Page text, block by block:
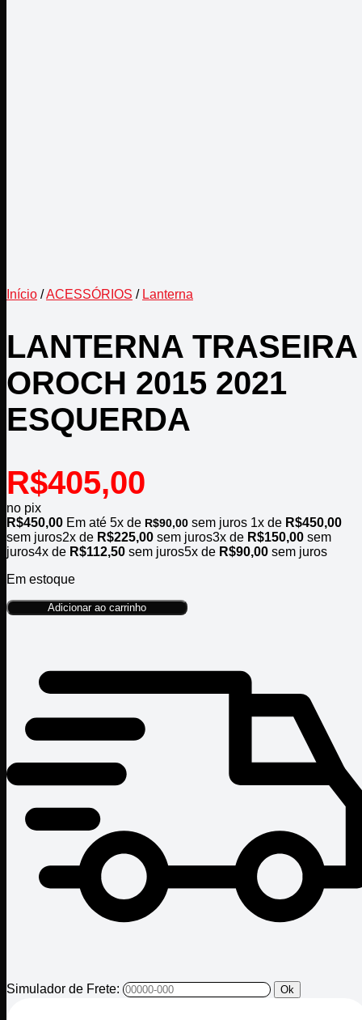
Início /ACESSÓRIOS / Lanterna
LANTERNA TRASEIRA
OROCH 2015 2021
ESQUERDA
R$405,00
no pix
R$450,00 Em até 5x de R$90,00 sem juros 1x de R$450,00
sem juros2x de R$225,00 sem juros3x de R$150,00 sem
juros4x de R$112,50 sem juros5x de R$90,00 sem juros
Em estoque
Adicionar ao carrinho
Simulador de Frete: Ok